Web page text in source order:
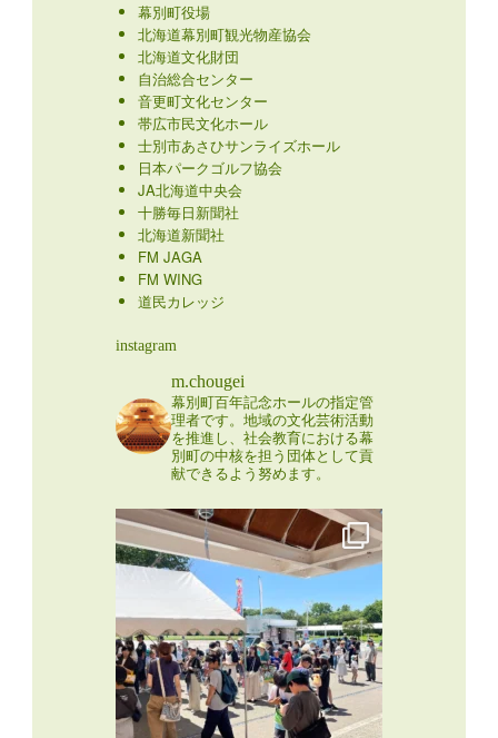
幕別町役場
北海道幕別町観光物産協会
北海道文化財団
自治総合センター
音更町文化センター
帯広市民文化ホール
士別市あさひサンライズホール
日本パークゴルフ協会
JA北海道中央会
十勝毎日新聞社
北海道新聞社
FM JAGA
FM WING
道民カレッジ
instagram
m.chougei
幕別町百年記念ホールの指定管
理者です。地域の文化芸術活動
を推進し、社会教育における幕
別町の中核を担う団体として貢
献できるよう努めます。